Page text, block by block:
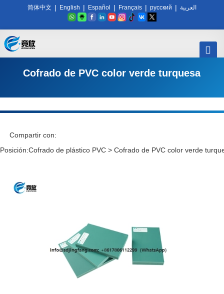
简体中文 | English | Español | Français | русский | العربية
Cofrado de PVC color verde turquesa
Compartir con:
Posición:Cofrado de plástico PVC > Cofrado de PVC color verde